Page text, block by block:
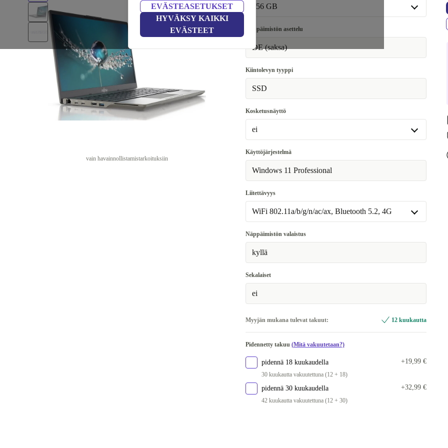
EVÄSTEASETUKSET
HYVÄKSY KAIKKI
EVÄSTEET
vain havainnollistamistarkoituksiin
16.0 GB +20 €
256 GB
256 GB
512 GB
Näppäimistön asettelu
DE (saksa)
Kiintolevyn tyyppi
SSD
Kosketusnäyttö
ei
ei
kyllä +117,65 €
Käyttöjärjestelmä
Windows 11 Professional
Liitettävyys
WiFi 802.11a/b/g/n/ac/ax, Bluetooth 5.2, 4G
WiFi 802.11a/b/g/n/ac/ax, Bluetooth 5.2, 4G
WiFi 802.11a/b/g/n/ac/ax, Bluetooth 5.2, 5G +117,65 €
Näppäimistön valaistus
kyllä
Sekalaiset
ei
Myyjän mukana tulevat takuut: 12 kuukautta
Pidennetty takuu (Mitä vakuutetaan?)
pidennä 18 kuukaudella
30 kuukautta vakuutettuna (12 + 18)
+19,99 €
pidennä 30 kuukaudella
42 kuukautta vakuutettuna (12 + 30)
+32,99 €